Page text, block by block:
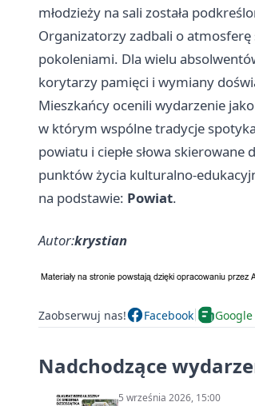
młodzieży na sali została
Organizatorzy zadbali o
pokoleniami. Dla wielu
korytarzy pamięci i wymiany
Mieszkańcy ocenili wydarzenie
w którym wspólne tradycje
powiatu i ciepłe słowa
punktów życia kulturalno-
na podstawie: Powiat.
Autor:krystian
Zaobserwuj nas! Facebook
Nadchodzące
5 września 2026, 15:00